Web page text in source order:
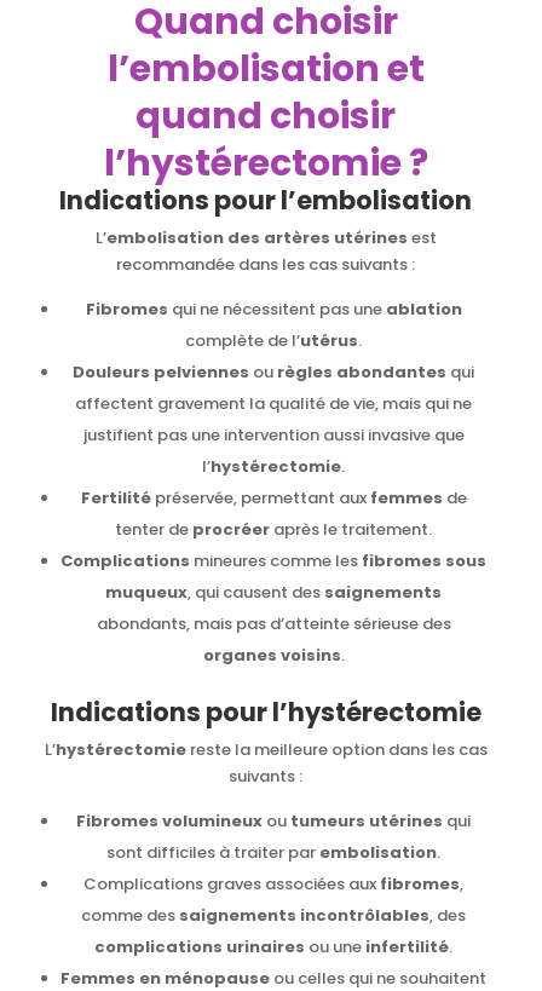
Quand choisir
l’embolisation et
quand choisir
l’hystérectomie ?
Indications pour l’embolisation
L’embolisation des artères utérines est
recommandée dans les cas suivants :
Fibromes qui ne nécessitent pas une ablation
complète de l’utérus.
Douleurs pelviennes ou règles abondantes qui
affectent gravement la qualité de vie, mais qui ne
justifient pas une intervention aussi invasive que
l’hystérectomie.
Fertilitépréservée, permettant aux femmes de
tenter de procréer après le traitement.
Complications mineures comme les fibromes sous
muqueux, qui causent des saignements
abondants, mais pas d’atteinte sérieuse des
organes voisins.
Indications pour l’hystérectomie
L’hystérectomiereste la meilleure option dans les cas
suivants :
Fibromes volumineux ou tumeurs utérines qui
sont difficiles à traiter par embolisation.
Complications graves associées aux fibromes,
comme des saignements incontrôlables, des
complications urinaires ou une infertilité.
Femmes en ménopause ou celles qui ne souhaitent